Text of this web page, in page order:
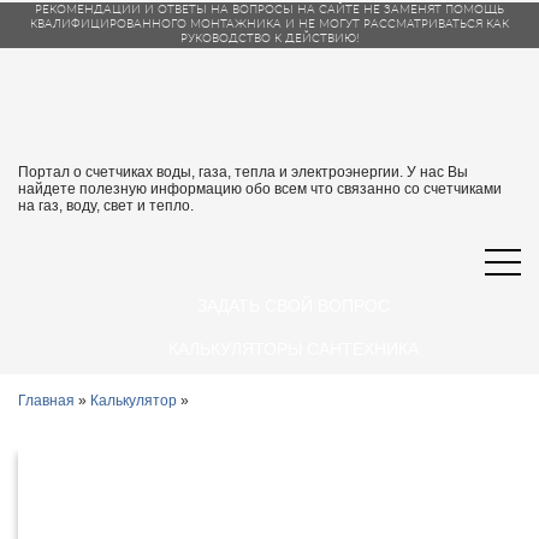
РЕКОМЕНДАЦИИ И ОТВЕТЫ НА ВОПРОСЫ НА САЙТЕ НЕ ЗАМЕНЯТ ПОМОЩЬ
КВАЛИФИЦИРОВАННОГО МОНТАЖНИКА И НЕ МОГУТ РАССМАТРИВАТЬСЯ КАК
РУКОВОДСТВО К ДЕЙСТВИЮ!
Портал о счетчиках воды, газа, тепла и электроэнергии. У нас Вы
найдете полезную информацию обо всем что связанно со счетчиками
на газ, воду, свет и тепло.
Главная » Калькулятор »